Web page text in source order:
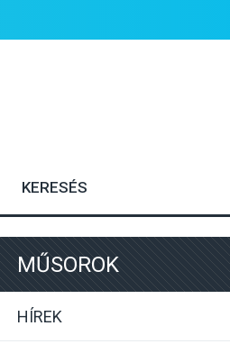
MŰSOROK
HÍREK